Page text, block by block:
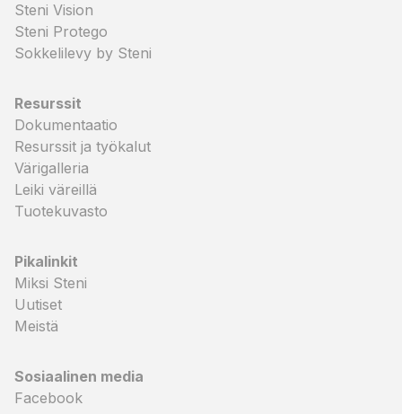
Steni Vision
Steni Protego
Sokkelilevy by Steni
Resurssit
Dokumentaatio
Resurssit ja työkalut
Värigalleria
Leiki väreillä
Tuotekuvasto
Pikalinkit
Miksi Steni
Uutiset
Meistä
Sosiaalinen media
Facebook